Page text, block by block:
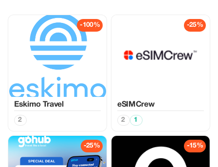
-100%
Eskimo Travel
2
-25%
eSIMCrew
2 1
-25% -15%